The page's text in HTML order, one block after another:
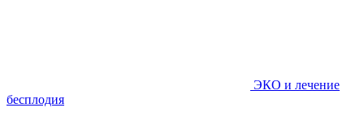
ЭКО и лечение
бесплодия